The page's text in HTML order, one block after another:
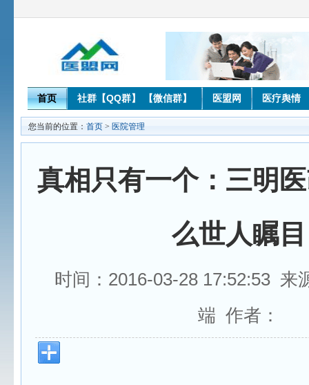
首页 社群【QQ群】 【微信群】 医盟网 医疗舆情
您当前的位置： 首页 > 医院管理
真相只有一个：三明
么世人瞩目
时间：2016-03-28 17:52:53 来
端 作者：